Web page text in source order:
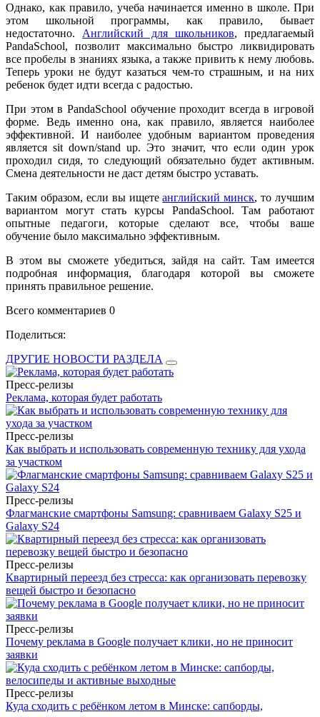
Однако, как правило, учеба начинается именно в школе. При
этом школьной программы, как правило, бывает
недостаточно. Английский для школьников, предлагаемый
PandaSchool, позволит максимально быстро ликвидировать
все пробелы в знаниях языка, а также привить к нему любовь.
Теперь уроки не будут казаться чем-то страшным, и на них
ребенок будет идти всегда с радостью.
При этом в PandaSchool обучение проходит всегда в игровой
форме. Ведь именно она, как правило, является наиболее
эффективной. И наиболее удобным вариантом проведения
является sit down/stand up. Это значит, что если один урок
проходил сидя, то следующий обязательно будет активным.
Смена деятельности не даст детям быстро уставать.
Таким образом, если вы ищетеанглийский минск, то лучшим
вариантом могут стать курсы PandaSchool. Там работают
опытные педагоги, которые сделают все, чтобы ваше
обучение было максимально эффективным.
В этом вы сможете убедиться, зайдя на сайт. Там имеется
подробная информация, благодаря которой вы сможете
принять правильное решение.
Всего комментариев 0
Поделиться:
ДРУГИЕ НОВОСТИ РАЗДЕЛА
Пресс-релизы
Реклама, которая будет работать
Пресс-релизы
Как выбрать и использовать современную технику для ухода
за участком
Пресс-релизы
Флагманские смартфоны Samsung: сравниваем Galaxy S25 и
Galaxy S24
Пресс-релизы
Квартирный переезд без стресса: как организовать перевозку
вещей быстро и безопасно
Пресс-релизы
Почему реклама в Google получает клики, но не приносит
заявки
Пресс-релизы
Куда сходить с ребёнком летом в Минске: сапборды,